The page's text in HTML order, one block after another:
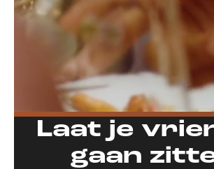
Laat je
gaan